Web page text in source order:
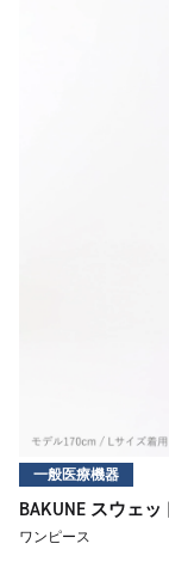
一般医療機器
BAKUNE スウェ
ワンピース